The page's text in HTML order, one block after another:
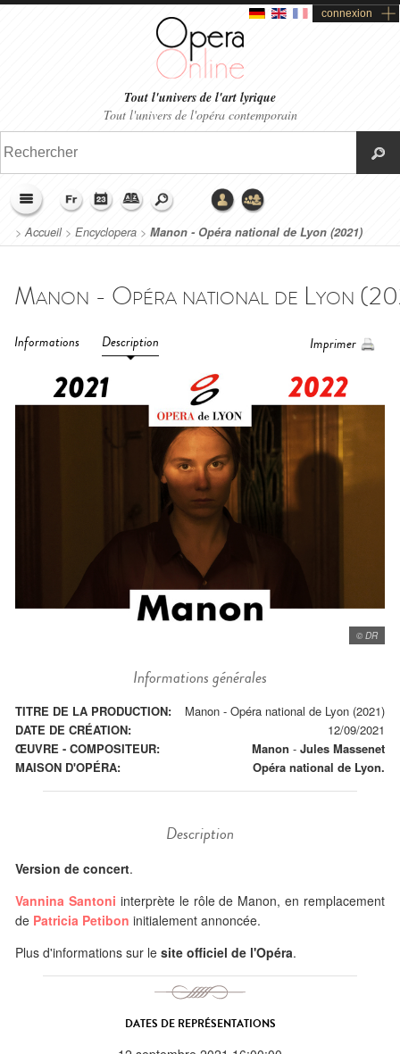
connexion
Tout l'univers de l'art lyrique
Tout l'univers de l'opéra contemporain
>Accueil> Encyclopera > Manon - Opéra national de Lyon (2021)
Informations Description Imprimer
© DR
Informations générales
TITRE DE LA PRODUCTION:
Manon - Opéra national de Lyon (2021)
DATE DE CRÉATION:
12/09/2021
ŒUVRE - COMPOSITEUR:
Manon - Jules Massenet
MAISON D'OPÉRA:
Opéra national de Lyon.
Description
Version de concert.
Vannina Santoni interprète le rôle de Manon, en remplacement
de Patricia Petibon initialement annoncée.
Plus d'informations sur le site officiel de l'Opéra.
DATES DE REPRÉSENTATIONS